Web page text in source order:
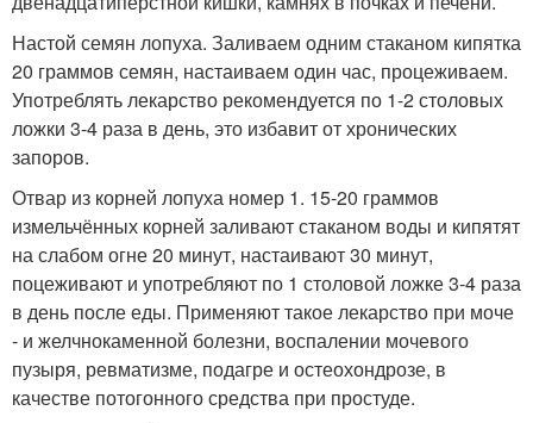
Настой семян лопуха. Заливаем одним стаканом кипятка
20 граммов семян, настаиваем один час, процеживаем.
Употреблять лекарство рекомендуется по 1-2 столовых
ложки 3-4 раза в день, это избавит от хронических
запоров.
Отвар из корней лопуха номер 1. 15-20 граммов
измельчённых корней заливают стаканом воды и кипятят
на слабом огне 20 минут, настаивают 30 минут,
поцеживают и употребляют по 1 столовой ложке 3-4 раза
в день после еды. Применяют такое лекарство при моче
- и желчнокаменной болезни, воспалении мочевого
пузыря, ревматизме, подагре и остеохондрозе, в
качестве потогонного средства при простуде.